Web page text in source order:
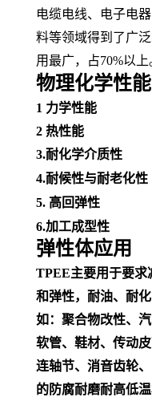
电缆电线、 电子电器
料等领域得到了广
用最广，占70%以上
物理化学性能
1 力学性能
2 热性能
3.耐化学介质性
4.耐候性与耐老化性
5. 高回弹性
6.加工成型性
弹性体应用
TPEE主要用于要求
和弹性，耐油、耐
如：聚合物改性、汽
软管、鞋材、传动
连轴节、消音齿轮、
的防腐耐磨耐高低温